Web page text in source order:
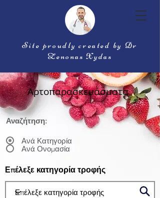
Site proudly created by Dr
Zenonas Xydas
Αρτοπαρασκευάσματα
Αναζήτηση:
Ανά Κατηγορία
Ανά Ονομασία
Επέλεξε κατηγορία τροφής